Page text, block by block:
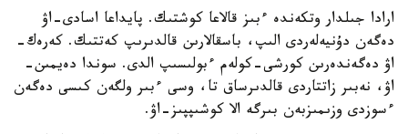
ارادا جىلدار وتكەندە ءبىز قالاعا كوشتىك. پايداعا اسادى-اۋ
دەگەن دۇنيەلەردى الىپ، باسقالارىن قالدىرىپ كەتتىك. كەرەك-
اۋ دەگەندەرىن كورشى-كولەم ءبولىسىپ الدى. سوندا دەيمىن-
اۋ، نەبىر زاتتاردى قالدىرساق تا، وسى ءبىر ولگەن كىسى دەگەن
ءسوزدى وزىمىزبەن بىرگە الا كوشىپپىز-اۋ.